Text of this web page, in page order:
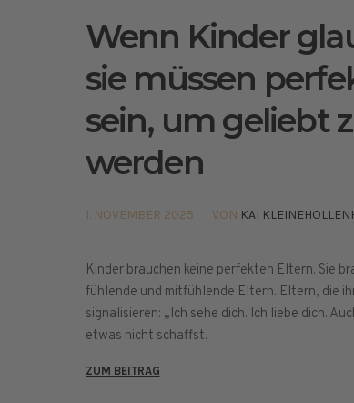
Wenn Kinder
sie müssen
sein, um geliebt
werden
1. NOVEMBER 2025 VON KAI
Kinder brauchen keine perfekten Eltern. Sie
fühlende und mitfühlende Eltern. Eltern, die
signalisieren: „Ich sehe dich. Ich liebe dich.
etwas nicht schaffst.
ZUM BEITRAG